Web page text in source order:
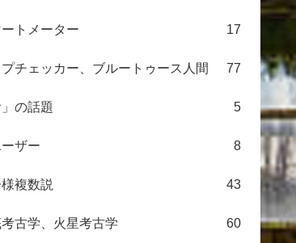
ートメーター 17
チェッカー、ブルートゥース人間 77
」の話題 5
ザー 8
複数説 43
古学、火星考古学 60